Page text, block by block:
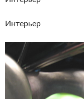
Интерьер